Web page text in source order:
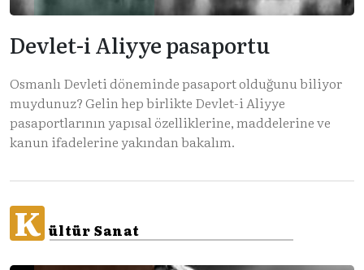
Devlet-i Aliyye pasaportu
Osmanlı Devleti döneminde pasaport olduğunu biliyor
muydunuz? Gelin hep birlikte Devlet-i Aliyye
pasaportlarının yapısal özelliklerine, maddelerine ve
kanun ifadelerine yakından bakalım.
K ültür Sanat